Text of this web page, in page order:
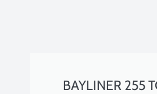
BAYLINER 255